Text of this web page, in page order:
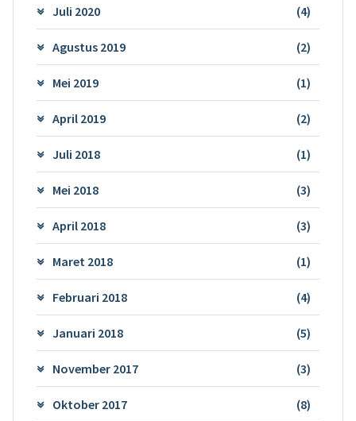
Juli 2020 (4)
Agustus 2019 (2)
Mei 2019 (1)
April 2019 (2)
Juli 2018 (1)
Mei 2018 (3)
April 2018 (3)
Maret 2018 (1)
Februari 2018 (4)
Januari 2018 (5)
November 2017 (3)
Oktober 2017 (8)